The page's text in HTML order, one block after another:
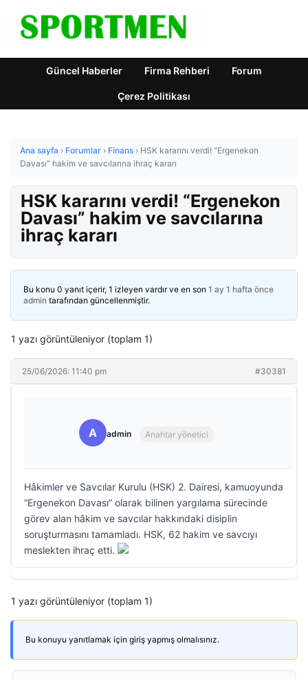
Güncel Haberler Firma Rehberi Forum
Çerez Politikası
Ana sayfa › Forumlar › Finans › HSK kararını verdi! “Ergenekon
Davası” hakim ve savcılarına ihraç kararı
HSK kararını verdi! “Ergenekon
Davası” hakim ve savcılarına
ihraç kararı
Bu konu 0 yanıt içerir, 1 izleyen vardır ve en son 1 ay 1 hafta önce
admin tarafından güncellenmiştir.
1 yazı görüntüleniyor (toplam 1)
25/06/2026: 11:40 pm #30381
A admin Anahtar yönetici
Hâkimler ve Savcılar Kurulu (HSK) 2. Dairesi, kamuoyunda
“Ergenekon Davası” olarak bilinen yargılama sürecinde
görev alan hâkim ve savcılar hakkındaki disiplin
soruşturmasını tamamladı. HSK, 62 hakim ve savcıyı
meslekten ihraç etti.
1 yazı görüntüleniyor (toplam 1)
Bu konuyu yanıtlamak için giriş yapmış olmalısınız.